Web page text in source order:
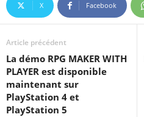
X Facebook
Article précédent
La démo RPG MAKER WITH
PLAYER est disponible
maintenant sur
PlayStation 4 et
PlayStation 5